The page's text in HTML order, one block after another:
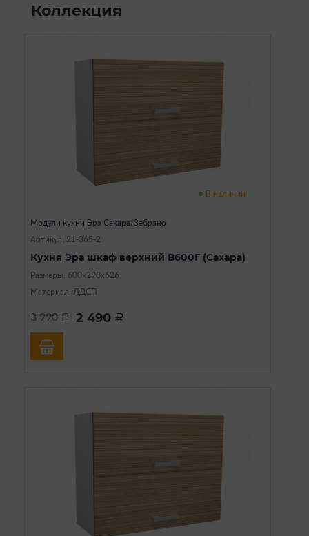
Коллекция
В наличии
Модули кухни Эра Сахара/Зебрано
Артикул: 21-365-2
Кухня Эра шкаф верхний В600Г (Сахара)
Размеры: 600х290х626
Материал: ЛДСП
3 990a 2 490 a